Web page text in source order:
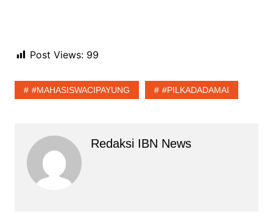
Post Views: 99
#MAHASISWACIPAYUNG #PILKADADAMAI
Redaksi IBN News